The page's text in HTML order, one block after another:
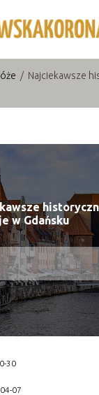
/ Najciekawsze
w Gdańsku
30
07